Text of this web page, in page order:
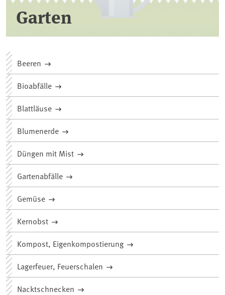
Garten
Beeren
Bioabfälle
Blattläuse
Blumenerde
Düngen mit Mist
Gartenabfälle
Gemüse
Kernobst
Kompost, Eigenkompostierung
Lagerfeuer, Feuerschalen
Nacktschnecken